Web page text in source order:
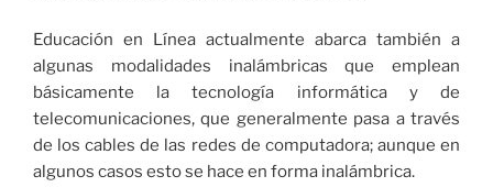
Educación en Línea actualmente abarca también a
algunas modalidades inalámbricas que emplean
básicamente la tecnología informática y de
telecomunicaciones, que generalmente pasa a través
de los cables de las redes de computadora; aunque en
algunos casos esto se hace en forma inalámbrica.